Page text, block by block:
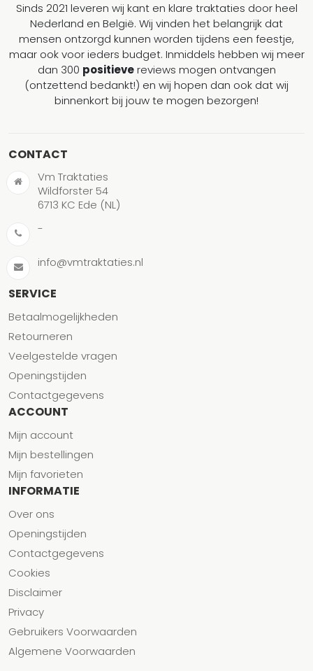
Sinds 2021 leveren wij kant en klare traktaties door heel
Nederland en België. Wij vinden het belangrijk dat
mensen ontzorgd kunnen worden tijdens een feestje,
maar ook voor ieders budget. Inmiddels hebben wij meer
dan 300 positievereviews mogen ontvangen
(ontzettend bedankt!) en wij hopen dan ook dat wij
binnenkort bij jouw te mogen bezorgen!
CONTACT
Vm Traktaties
Wildforster 54
6713 KC Ede (NL)
-
info@vmtraktaties.nl
SERVICE
Betaalmogelijkheden
Retourneren
Veelgestelde vragen
Openingstijden
Contactgegevens
ACCOUNT
Mijn account
Mijn bestellingen
Mijn favorieten
INFORMATIE
Over ons
Openingstijden
Contactgegevens
Cookies
Disclaimer
Privacy
Gebruikers Voorwaarden
Algemene Voorwaarden